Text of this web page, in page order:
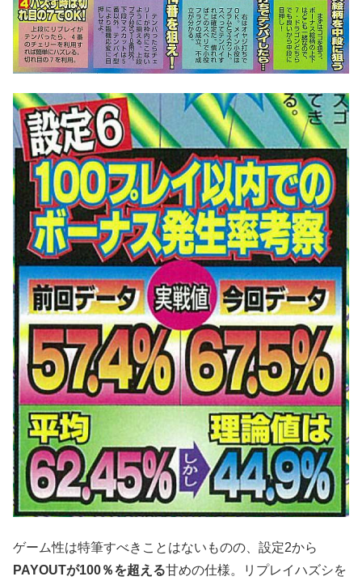
ゲーム性は特筆すべきことはないものの、設定2から
PAYOUTが100％を超える甘めの仕様。リプレイハズシを